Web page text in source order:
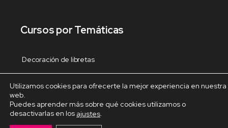
Cursos por Temáticas
Decoración de libretas
Decoración Navideña
Fiestas y celebraciones
Utilizamos cookies para ofrecerte la mejor experiencia en nuestra
web.
Puedes aprender más sobre qué cookies utilizamos o
desactivarlas en los ajustes